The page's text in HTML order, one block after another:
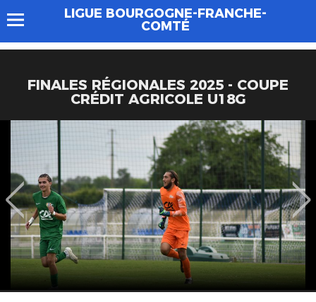
LIGUE BOURGOGNE-FRANCHE-
COMTÉ
FINALES RÉGIONALES 2025 - COUPE
CRÉDIT AGRICOLE U18G